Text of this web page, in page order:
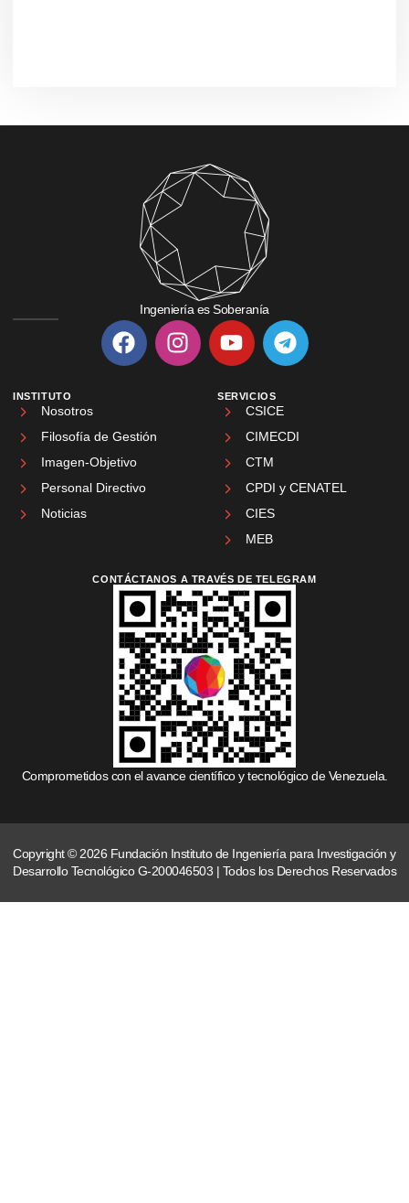
Ingeniería es Soberanía
INSTITUTO
Nosotros
Filosofía de Gestión
Imagen-Objetivo
Personal Directivo
Noticias
SERVICIOS
CSICE
CIMECDI
CTM
CPDI y CENATEL
CIES
MEB
CONTÁCTANOS A TRAVÉS DE TELEGRAM
Comprometidos con el avance científico y tecnológico de Venezuela.
Copyright © 2026 Fundación Instituto de Ingeniería para Investigación y
Desarrollo Tecnológico G-200046503 | Todos los Derechos Reservados